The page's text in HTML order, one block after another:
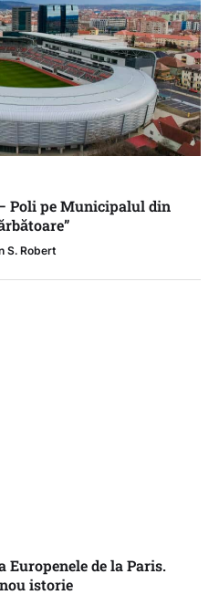
Poli pe Municipalul din
S. Robert
Europenele de la Paris.
istorie